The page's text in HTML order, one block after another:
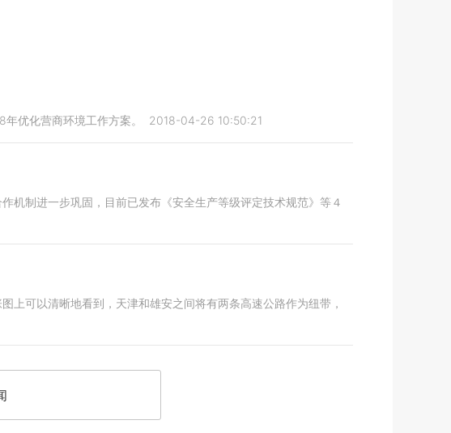
优化营商环境工作方案。 2018-04-26 10:50:21
机制进一步巩固，目前已发布《安全生产等级评定技术规范》等４
上可以清晰地看到，天津和雄安之间将有两条高速公路作为纽带，